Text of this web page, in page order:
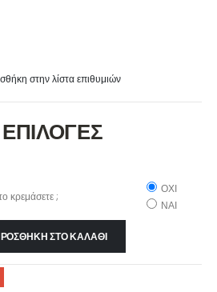
στην λίστα επιθυμιών
κρεμάσετε ;
ΟΧΙ
ΝΑΙ
ΣΤΟ ΚΑΛΆΘΙ